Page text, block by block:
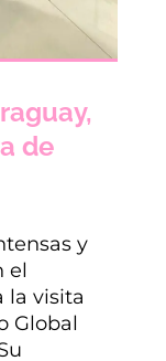
de
y
el
la visita
Global